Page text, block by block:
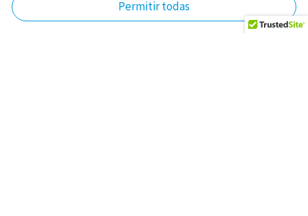
Permitir todas